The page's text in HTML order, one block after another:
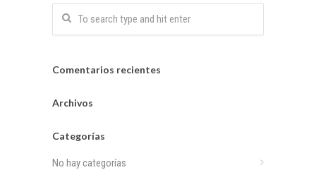
Comentarios recientes
Archivos
Categorías
No hay categorías